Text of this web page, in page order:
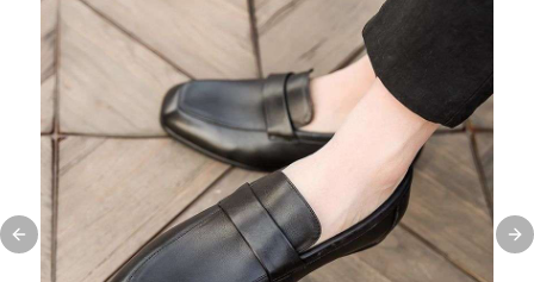
Previous slide